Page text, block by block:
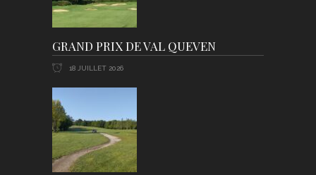
GRAND PRIX DE VAL QUEVEN
18 JUILLET 2026